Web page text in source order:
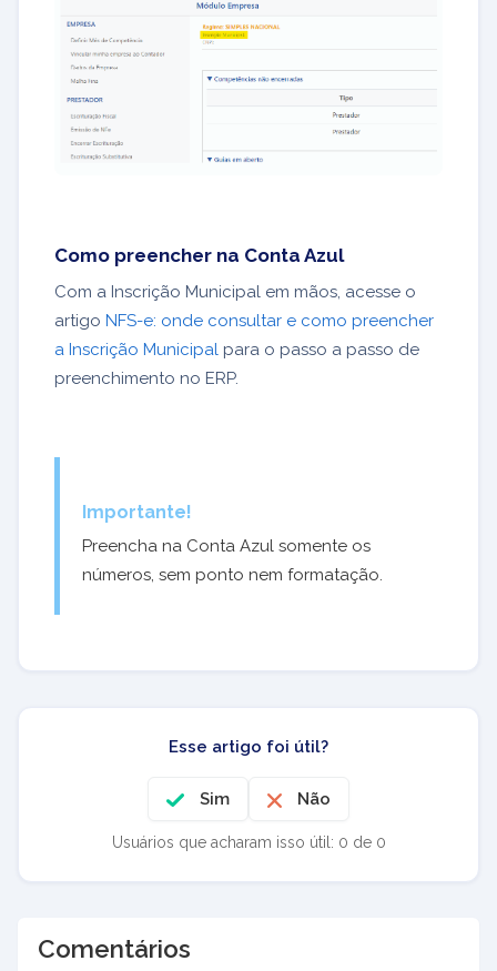
Como preencher na Conta Azul
Com a Inscrição Municipal em mãos, acesse o
artigo NFS-e: onde consultar e como preencher
a Inscrição Municipal para o passo a passo de
preenchimento no ERP.
Importante!
Preencha na Conta Azul somente os
números, sem ponto nem formatação.
Esse artigo foi útil?
Sim Não
Usuários que acharam isso útil: 0 de 0
Comentários